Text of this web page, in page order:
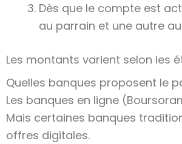
Dès que le compte est
au parrain et une autre
Les montants varient selon les
Quelles banques proposent le
Les banques en ligne
Mais certaines banques
offres digitales.